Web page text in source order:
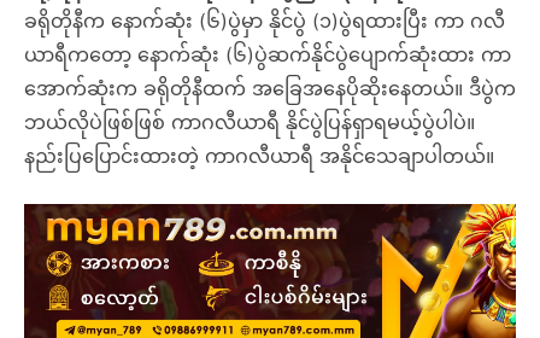
ခရိုတိုနီက နောက်ဆုံး (၆)ပွဲမှာ နိုင်ပွဲ (၁)ပွဲရထားပြီး ကာ ဂလီ
ယာရီကတော့ နောက်ဆုံး (၆)ပွဲဆက်နိုင်ပွဲပျောက်ဆုံးထား ကာ
အောက်ဆုံးက ခရိုတိုနီထက် အခြေအနေပိုဆိုးနေတယ်။ ဒီပွဲက
ဘယ်လိုပဲဖြစ်ဖြစ် ကာဂလီယာရီ နိုင်ပွဲပြန်ရှာရမယ့်ပွဲပါပဲ။
နည်းပြပြောင်းထားတဲ့ ကာဂလီယာရီ အနိုင်သေချာပါတယ်။